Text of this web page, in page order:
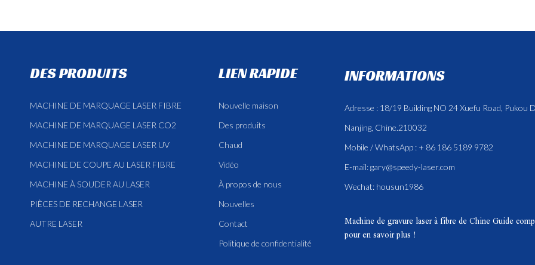
DES PRODUITS
MACHINE DE MARQUAGE LASER FIBRE
MACHINE DE MARQUAGE LASER CO2
MACHINE DE MARQUAGE LASER UV
MACHINE DE COUPE AU LASER FIBRE
MACHINE À SOUDER AU LASER
PIÈCES DE RECHANGE LASER
AUTRE LASER
LIEN RAPIDE
Nouvelle maison
Des produits
Chaud
Vidéo
À propos de nous
Nouvelles
Contact
Politique de confidentialité
INFORMATIONS
Adresse : 18/19 Building NO 24 Xuefu Road, Pukou
Nanjing, Chine.210032
Mobile / WhatsApp : + 86 186 5189 9782
E-mail:gary@speedy-laser.com
Wechat: housun1986
Machine de gravure laser à fibre de Chine Guide
pour en savoir plus !